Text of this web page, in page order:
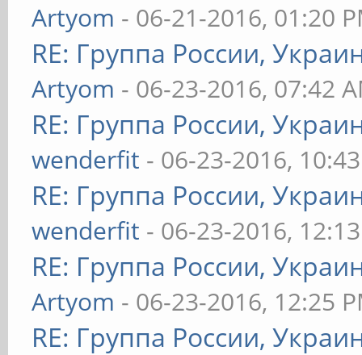
Artyom - 06-21-2016, 01:20
RE: Группа России,
Artyom - 06-23-2016, 07:42
RE: Группа России,
wenderfit - 06-23-2016,
RE: Группа России,
wenderfit - 06-23-2016,
RE: Группа России,
Artyom - 06-23-2016, 12:25
RE: Группа России,